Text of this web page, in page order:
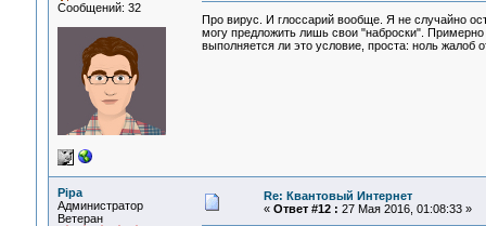
Сообщений: 32
Про вирус. И глоссарий вообще. Я не случайно
могу предложить лишь свои "наброски".
выполняется ли это условие, проста: ноль жалоб
Pipa
Администратор
Ветеран
Re: Квантовый Интернет
« Ответ #12 : 27 Мая 2016, 01:08:33 »